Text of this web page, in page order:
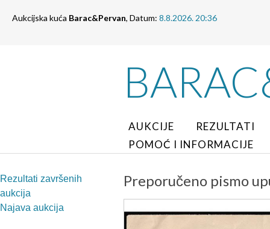
Aukcijska kuća Barac&Pervan, Datum: 8.8.2026. 20:36
AUKCIJE
REZULTATI
POMOĆ I INFORMACIJE
Rezultati završenih
aukcija
Najava aukcija
Preporučeno pismo